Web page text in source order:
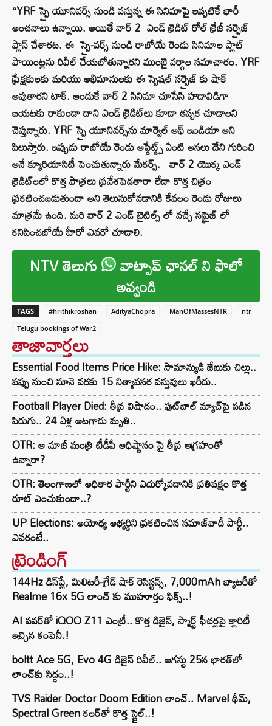
“YRF స్పై యూనివర్స్ నుండి వస్తున్న ఈ సినిమాపై ఇప్పటికే భారీ
అంచనాలు ఉన్నాయి. అయితే వార్ 2 ఎండ్ క్రెడిట్ రోల్ క్రేజీ సర్ప్రైజ్
ప్లాన్ చేశారట. ఈ స్పై-వర్స్ నుండి రాబోయే రెండు సినిమాల ప్లాట్
పాయింట్లను రివీల్ చేయబోతున్నారని ముంబై వర్గాల సమాచారం. YRF
ప్రేక్షకులకు మరియు అభిమానులకు ఈ స్పెషల్ సర్పైజ్ కు షాక్
అవుతారని టాక్. అందుకే వార్ 2 సినిమా చూసేసి హడావిడిగా
బయటకు రాకుండా దాని ఎండ్ క్రెడిట్‌లు కూడా తప్పక చూడాలని
చెప్తున్నారు. YRF స్పై యూనివర్స్‌ను మార్వెల్ ఆఫ్ ఇండియా అని
పిలుస్తారు. ఇప్పుడు రాబోయే రెండు అప్డేట్డ్స్ ఏంటి అసలు దేని గురించి
అనే క్యూరియాసిటీ పెంచుతున్నారు మేకర్స్. వార్ 2 యొక్క ఎండ్
క్రెడిట్‌లలో కొత్త పాత్రలు ప్రవేశపెడతారా లేదా కొత్త చిత్రం
ప్రకటించబడుతుందా అని తెలుసుకోవడానికి కేవలం రెండు రోజులు
మాత్రమే ఉంది. మరి వార్ 2 ఎండ్ టైటిల్స్ లో వచ్చే సప్రైజ్ లో
కనిపించబోయే హీరో ఎవరో చూడాలి.
NTV తెలుగు వాట్సాప్ ఛానల్ ని ఫాలో
అవ్వండి
TAGS #hrithikroshan AdityaChopra ManOfMassesNTR
ntr
Telugu bookings of War2
తాజావార్తలు
Essential Food Items Price Hike: సామాన్యుడి జేబుకు చిల్లు..
పప్పు నుంచి నూనె వరకు 15 నిత్యావసర వస్తువులు ఖరీదు..
Football Player Died: తీవ్ర విషాదం.. ఫుట్‌బాల్ మ్యాచ్‌పై పడిన
పిడుగు.. 24 ఏళ్ల ఆటగాడు మృతి..
OTR: ఆ మాజీ మంత్రి టీడీపీ అధిష్టానం పై తీవ్ర ఆగ్రహంతో
ఉన్నారా?
OTR: తెలంగాణలో అధికార పార్టీని ఎదుర్కోవడానికి ప్రతిపక్షం కొత్త
రూట్‌ ఎంచుకుందా..?
UP Elections: అయోధ్య అభ్యర్థిని ప్రకటించిన సమాజ్‌వాదీ పార్టీ..
ఎవరంటే..
ట్రెండింగ్‌
144Hz డిస్‌ప్లే, మిలిటరీ-గ్రేడ్ షాక్ రెసిస్టన్స్, 7,000mAh బ్యాటరీతో
Realme 16x 5G లాంచ్ కు ముహూర్తం ఫిక్స్..!
AI పవర్‌తో iQOO Z11 ఎంట్రీ.. కొత్త డిజైన్, స్మార్ట్ ఫీచర్లపై క్లారిటీ
ఇచ్చిన కంపెనీ.!
boltt Ace 5G, Evo 4G డిజైన్ రివీల్.. ఆగస్టు 25న భారత్‌లో
లాంచ్‌కు సిద్ధం..!
TVS Raider Doctor Doom Edition లాంచ్.. Marvel థీమ్,
Spectral Green కలర్‌తో కొత్త స్టైల్..!